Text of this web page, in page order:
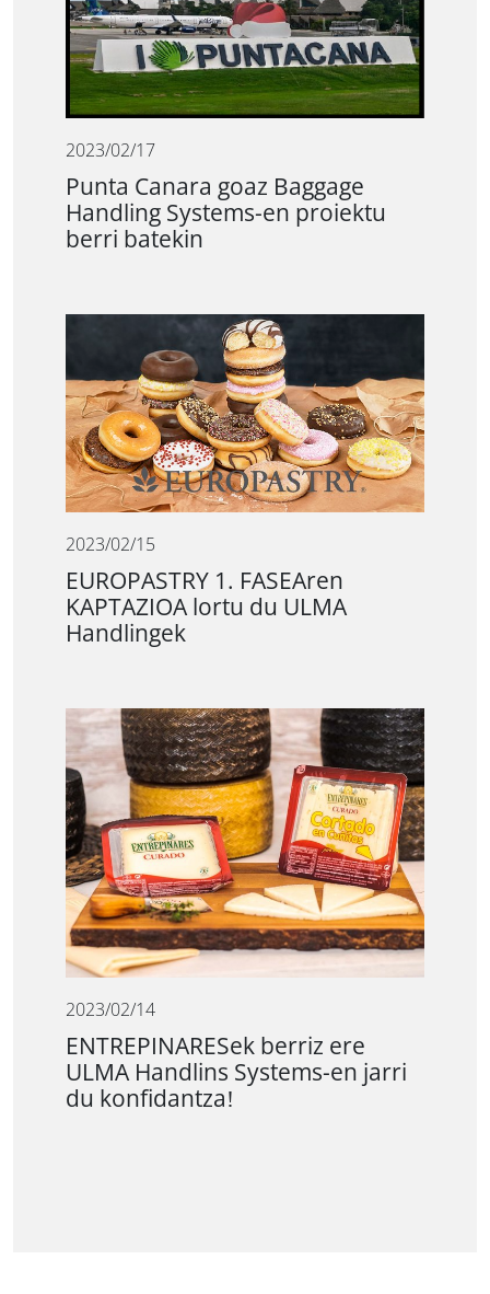
2023/02/17
Punta Canara goaz Baggage
Handling Systems-en proiektu
berri batekin
2023/02/15
EUROPASTRY 1. FASEAren
KAPTAZIOA lortu du ULMA
Handlingek
2023/02/14
ENTREPINARESek berriz ere
ULMA Handlins Systems-en jarri
du konfidantza!